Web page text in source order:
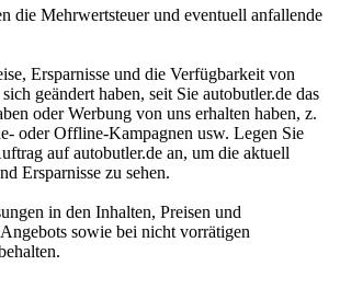
die Mehrwertsteuer und eventuell anfallende
Ersparnisse und die Verfügbarkeit von
geändert haben, seit Sie autobutler.de das
oder Werbung von uns erhalten haben, z.
oder Offline-Kampagnen usw. Legen Sie
auf autobutler.de an, um die aktuell
Ersparnisse zu sehen.
in den Inhalten, Preisen und
sowie bei nicht vorrätigen